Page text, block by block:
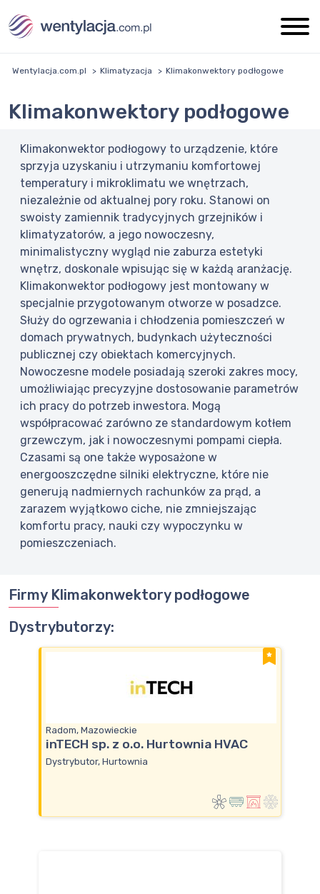
Wentylacja.com.pl Klimatyzacja Klimakonwektory podłogowe
Klimakonwektory podłogowe
Klimakonwektor podłogowy to urządzenie, które
sprzyja uzyskaniu i utrzymaniu komfortowej
temperatury i mikroklimatu we wnętrzach,
niezależnie od aktualnej pory roku. Stanowi on
swoisty zamiennik tradycyjnych grzejników i
klimatyzatorów, a jego nowoczesny,
minimalistyczny wygląd nie zaburza estetyki
wnętrz, doskonale wpisując się w każdą aranżację.
Klimakonwektor podłogowy jest montowany w
specjalnie przygotowanym otworze w posadzce.
Służy do ogrzewania i chłodzenia pomieszczeń w
domach prywatnych, budynkach użyteczności
publicznej czy obiektach komercyjnych.
Nowoczesne modele posiadają szeroki zakres mocy,
umożliwiając precyzyjne dostosowanie parametrów
ich pracy do potrzeb inwestora. Mogą
współpracować zarówno ze standardowym kotłem
grzewczym, jak i nowoczesnymi pompami ciepła.
Czasami są one także wyposażone w
energooszczędne silniki elektryczne, które nie
generują nadmiernych rachunków za prąd, a
zarazem wyjątkowo ciche, nie zmniejszając
komfortu pracy, nauki czy wypoczynku w
pomieszczeniach.
Firmy Klimakonwektory podłogowe
Dystrybutorzy:
Radom, Mazowieckie
inTECH sp. z o.o. Hurtownia HVAC
Dystrybutor, Hurtownia